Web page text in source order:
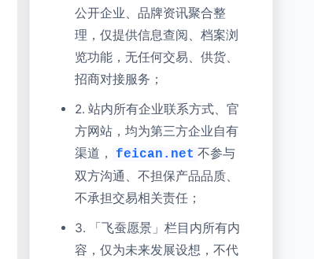
公开企业、品牌资讯聚合整
理，仅提供信息查阅、档案浏
览功能，无任何交易、供货、
招商对接服务；
2. 站内所有企业联系方式、官
方网站，均为第三方企业自有
渠道，
feican.net 不参与
双方沟通、不担保产品品质、
不承担交易相关责任；
3. 「飞蚕愿景」栏目内所有内
容，仅为未来发展设想，不代